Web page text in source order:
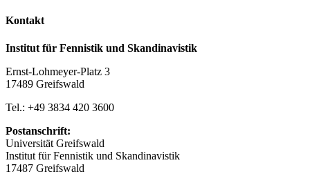
Kontakt
Institut für Fennistik und Skandinavistik
Ernst-Lohmeyer-Platz 3
17489 Greifswald
Tel.: +49 3834 420 3600
Postanschrift:
Universität Greifswald
Institut für Fennistik und Skandinavistik
17487 Greifswald